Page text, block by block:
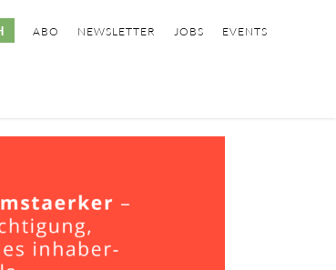
ABO NEWSLETTER JOBS EVENTS